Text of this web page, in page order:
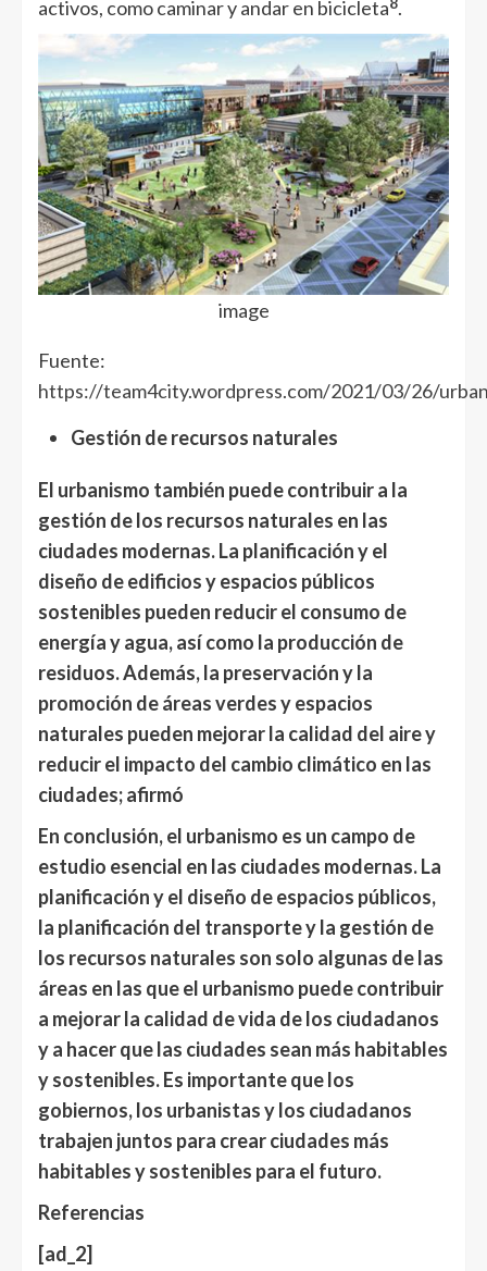
activos, como caminar y andar en bicicleta .
image
Fuente:
https://team4city.wordpress.com/2021/03/26/
Gestión de recursos naturales
El urbanismo también puede contribuir a la
gestión de los recursos naturales en las
ciudades modernas. La planificación y el
diseño de edificios y espacios públicos
sostenibles pueden reducir el consumo de
energía y agua, así como la producción de
residuos. Además, la preservación y la
promoción de áreas verdes y espacios
naturales pueden mejorar la calidad del airey
reducir el impacto del cambio climático en las
ciudades; afirmó
En conclusión, el urbanismo es un campo de
estudio esencial en las ciudades modernas. La
planificación y el diseño de espacios públicos,
la planificación del transporte y la gestión de
los recursos naturales son solo algunas de las
áreas en las que el urbanismo puede contribuir
a mejorar la calidad de vida de los ciudadanos
y a hacer que las ciudades sean más habitables
y sostenibles. Es importante que los
gobiernos, los urbanistas y los ciudadanos
trabajen juntos para crear ciudades más
habitables y sostenibles para el futuro.
Referencias
[ad_2]